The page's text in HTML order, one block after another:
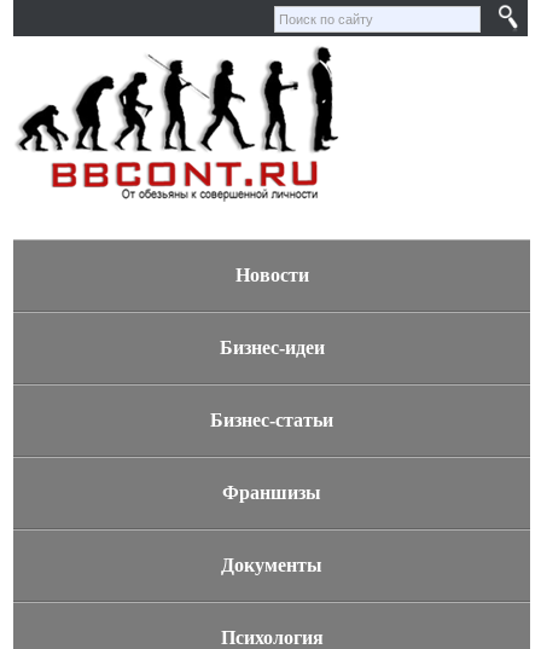
Новости
Бизнес-идеи
Бизнес-статьи
Франшизы
Документы
Психология